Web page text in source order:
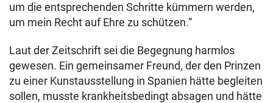
um die entsprechenden Schritte kümmern werden,
um mein Recht auf Ehre zu schützen.“
Laut der Zeitschrift sei die Begegnung harmlos
gewesen. Ein gemeinsamer Freund, der den Prinzen
zu einer Kunstausstellung in Spanien hätte begleiten
sollen, musste krankheitsbedingt absagen und hätte